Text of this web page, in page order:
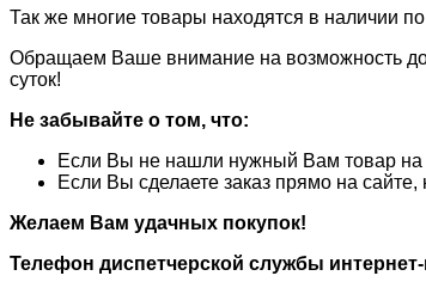
Так же многие товары находятся в наличии
Обращаем Ваше внимание на возможность
суток!
Не забывайте о том, что:
Если Вы не нашли нужный Вам товар на
Если Вы сделаете заказ прямо на
Желаем Вам удачных покупок!
Телефон диспетчерской службы интернет-